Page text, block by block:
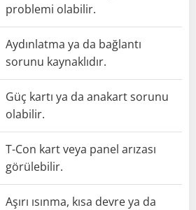
problemi olabilir.
Aydınlatma ya da bağlantı
sorunu kaynaklıdır.
Güç kartı ya da anakart sorunu
olabilir.
T-Con kart veya panel arızası
görülebilir.
Aşırı ısınma, kısa devre ya da